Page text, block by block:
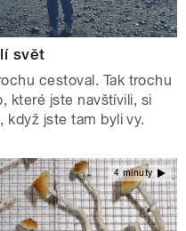
svět
cestoval. Tak trochu
které jste navštívili, si
když jste tam byli vy.
4 minuty